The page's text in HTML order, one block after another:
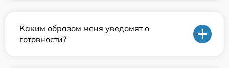
Каким образом меня уведомят о
готовности?